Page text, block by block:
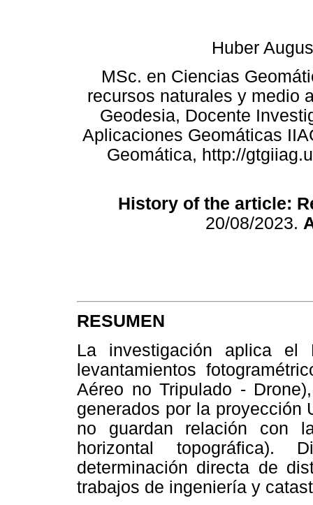
Huber
MSc. en Ciencias
recursos naturales y medio
Geodesia, Docente
Aplicaciones Geomáticas
Geomática, http://
History of the article:
20/08/2023.
RESUMEN
La investigación aplica el
levantamientos
Aéreo no Tripulado -
generados por la proyección
no guardan relación con
horizontal topográfica).
determinación directa de
trabajos de ingeniería y